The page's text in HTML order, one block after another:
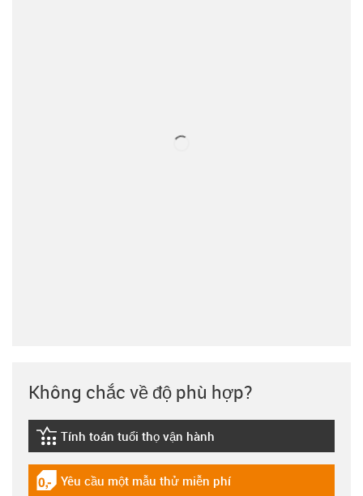
Không chắc về độ phù hợp?
igus-icon-lebensdauerrechner
Tính toán tuổi thọ vận hành
igus-icon-gratismuster
Yêu cầu một mẫu thử miễn phí